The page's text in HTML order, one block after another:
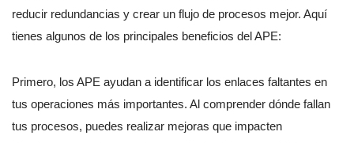
reducir redundancias y crear un flujo de procesos mejor. Aquí
tienes algunos de los principales beneficios del APE:
Primero, los APE ayudan a identificar los enlaces faltantes en
tus operaciones más importantes. Al comprender dónde fallan
tus procesos, puedes realizar mejoras que impacten